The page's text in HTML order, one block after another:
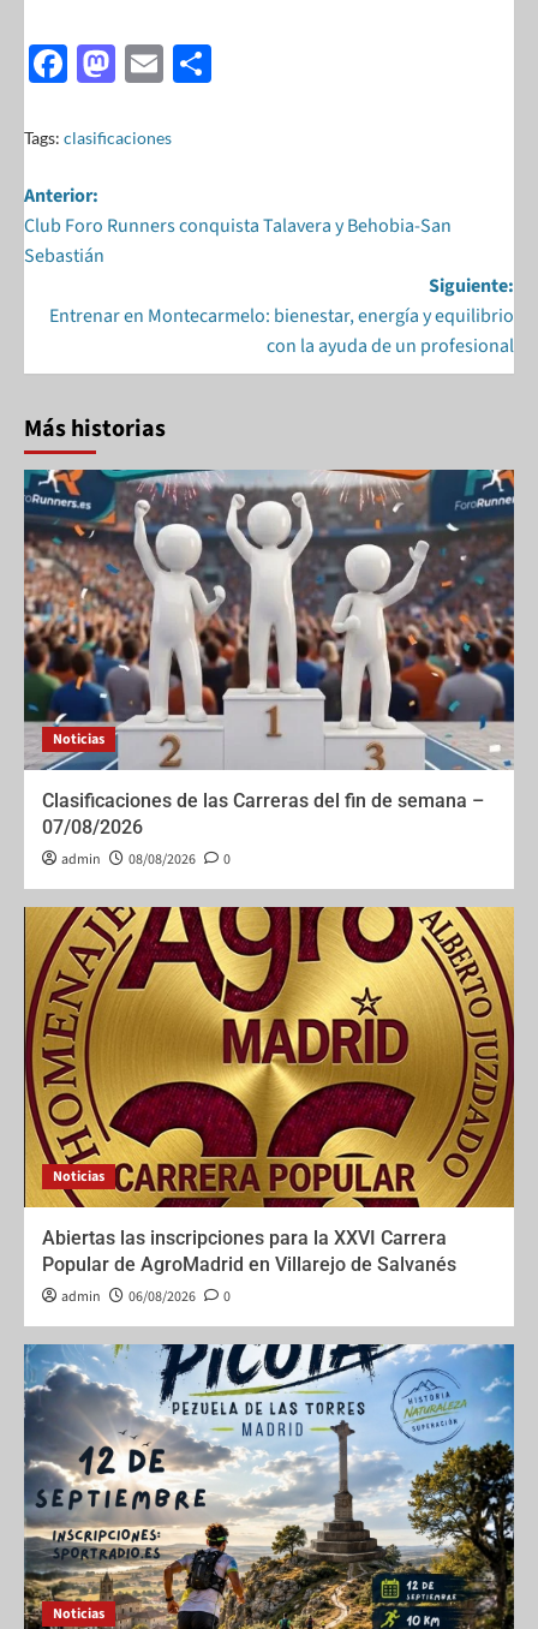
F
e
b
o
o
M
to
o
E
ail
Tags: clasificaciones
Anterior:
Club Foro Runners conquista Talavera y Behobia-San
Sebastián
Siguiente:
Entrenar en Montecarmelo: bienestar, energía y equilibrio
con la ayuda de un profesional
Más historias
Noticias
Clasificaciones de las Carreras del fin de semana –
07/08/2026
admin 08/08/2026 0
Noticias
Abiertas las inscripciones para la XXVI Carrera
Popular de AgroMadrid en Villarejo de Salvanés
admin 06/08/2026 0
Noticias